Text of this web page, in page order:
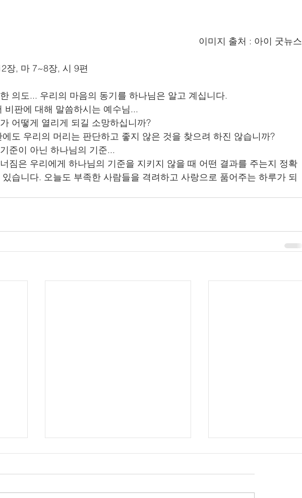
                                                                                                          이미지 출처 : 아이 굿뉴스
장, 마 7~8장, 시 9편
의도... 우리의 마음의 동기를 하나님은 알고 계십니다.
비판에 대해 말씀하시는 예수님...
어떻게 열리게 되길 소망하십니까?
도 우리의 머리는 판단하고 좋지 않은 것을 찾으려 하진 않습니까?
준이 아닌 하나님의 기준...
짐은 우리에게 하나님의 기준을 지키지 않을 때 어떤 결과를 주는지 정확
습니다. 오늘도 부족한 사람들을 격려하고 사랑으로 품어주는 하루가 되